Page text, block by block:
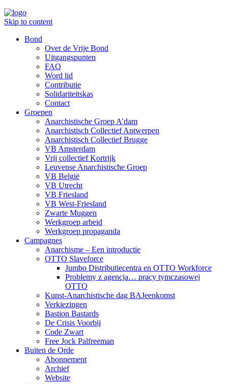
Skip to content
Bond
Over de Vrije Bond
Uitgangspunten
FAQ
Word lid
Contributie
Solidariteitskas
Contact
Groepen
Anarchistische Groep A’dam
Anarchistisch Collectief Antwerpen
Anarchistisch Collectief Brugge
VB Amsterdam
Vrij collectief Kortrijk
Leuvense Anarchistische Groep
VB België
VB Utrecht
VB Friesland
VB West-Friesland
Zwarte Muggen
Werkgroep arbeid
Werkgroep propaganda
Campagnes
Anarchisme – Een introductie
OTTO Slaveforce
Jumbo Distributiecentra en OTTO Workforce
Problemy z agencja… pracy tymczasowej
OTTO
Kunst-Anarchistische dag BAJeenkomst
Verkiezingen
Bastion Bastards
De Crisis Voorbij
Code Zwart
Free Jock Palfreeman
Buiten de Orde
Abonnement
Archief
Website